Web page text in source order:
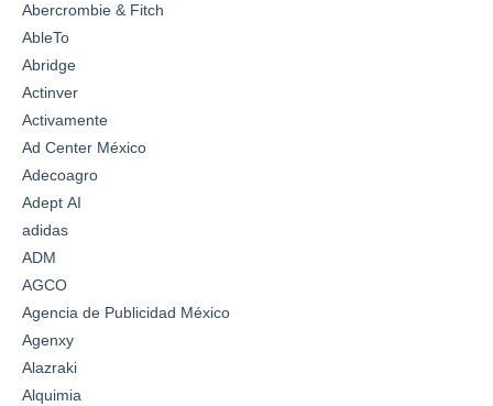
Abercrombie & Fitch
AbleTo
Abridge
Actinver
Activamente
Ad Center México
Adecoagro
Adept AI
adidas
ADM
AGCO
Agencia de Publicidad México
Agenxy
Alazraki
Alquimia